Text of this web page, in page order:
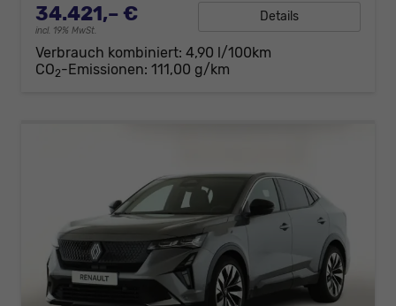
34.421,– €
incl. 19% MwSt.
Details
Verbrauch kombiniert: 4,90 l/100km
CO2-Emissionen: 111,00 g/km